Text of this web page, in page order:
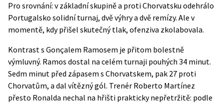
Pro srovnání: v základní skupině a proti Chorvatsku odehrálo
Portugalsko solidní turnaj, dvě výhry a dvě remízy. Ale v
momentě, kdy přišel skutečný tlak, ofenziva zkolabovala.
Kontrast s Gonçalem Ramosem je přitom bolestně
výmluvný. Ramos dostal na celém turnaji pouhých 34 minut.
Sedm minut před zápasem s Chorvatskem, pak 27 proti
Chorvatům, a dal vítězný gól. Trenér Roberto Martínez
přesto Ronalda nechal na hřišti prakticky nepřetržitě: podle